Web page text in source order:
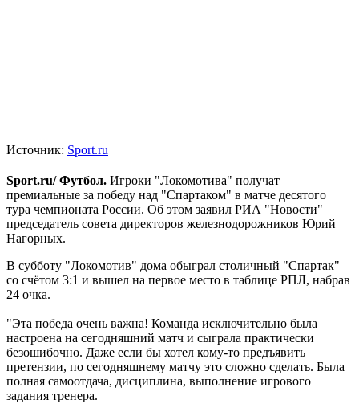
Источник: Sport.ru
Sport.ru/ Футбол. Игроки "Локомотива" получат
премиальные за победу над "Спартаком" в матче десятого
тура чемпионата России. Об этом заявил РИА "Новости"
председатель совета директоров железнодорожников Юрий
Нагорных.
В субботу "Локомотив" дома обыграл столичный "Спартак"
со счётом 3:1 и вышел на первое место в таблице РПЛ, набрав
24 очка.
"Эта победа очень важна! Команда исключительно была
настроена на сегодняшний матч и сыграла практически
безошибочно. Даже если бы хотел кому-то предъявить
претензии, по сегодняшнему матчу это сложно сделать. Была
полная самоотдача, дисциплина, выполнение игрового
задания тренера.